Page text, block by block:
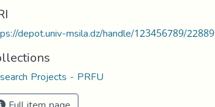
depot.univ-msila.dz/handle/123456789/22889
Projects - PRFU